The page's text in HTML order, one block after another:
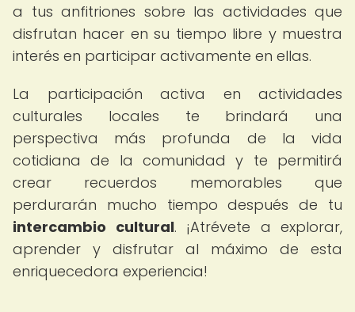
a tus anfitriones sobre las actividades que
disfrutan hacer en su tiempo libre y muestra
interés en participar activamente en ellas.
La participación activa en actividades
culturales locales te brindará una
perspectiva más profunda de la vida
cotidiana de la comunidad y te permitirá
crear recuerdos memorables que
perdurarán mucho tiempo después de tu
intercambio cultural. ¡Atrévete a explorar,
aprender y disfrutar al máximo de esta
enriquecedora experiencia!